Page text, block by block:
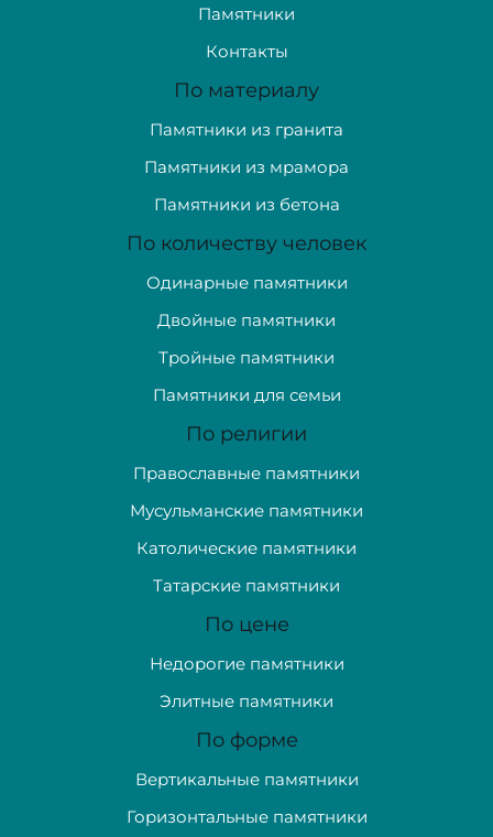
Памятники
Контакты
По материалу
Памятники из гранита
Памятники из мрамора
Памятники из бетона
По количеству человек
Одинарные памятники
Двойные памятники
Тройные памятники
Памятники для семьи
По религии
Православные памятники
Мусульманские памятники
Католические памятники
Татарские памятники
По цене
Недорогие памятники
Элитные памятники
По форме
Вертикальные памятники
Горизонтальные памятники